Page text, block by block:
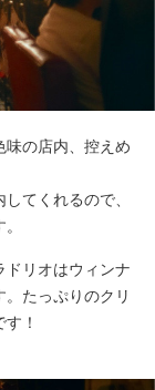
味の店内、控えめ
てくれるので、
ドリオはウィンナ
たっぷりのクリ
！